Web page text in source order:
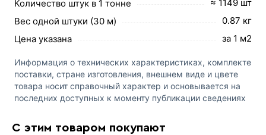
Количество штук в 1 тонне
≈ 1149 шт
Вес одной штуки (30 м)
0.87 кг
Цена указана
за 1 м2
Информация о технических характеристиках, комплекте
поставки, стране изготовления, внешнем виде и цвете
товара носит справочный характер и основывается на
последних доступных к моменту публикации сведениях
С этим товаром покупают